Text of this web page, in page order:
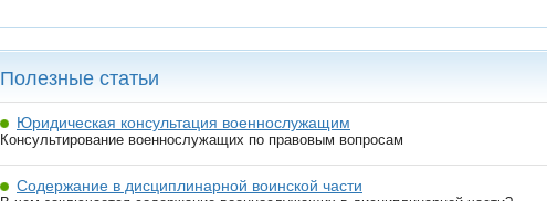
Полезные статьи
Юридическая консультация военнослужащим
Консультирование военнослужащих по правовым вопросам
Содержание в дисциплинарной воинской части